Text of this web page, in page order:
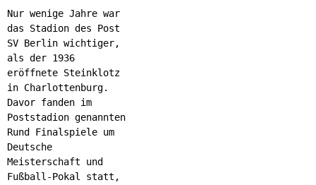
Nur wenige Jahre war
das Stadion des Post
SV Berlin wichtiger,
als der 1936
eröffnete Steinklotz
in Charlottenburg.
Davor fanden im
Poststadion genannten
Rund Finalspiele um
Deutsche
Meisterschaft und
Fußball-Pokal statt,